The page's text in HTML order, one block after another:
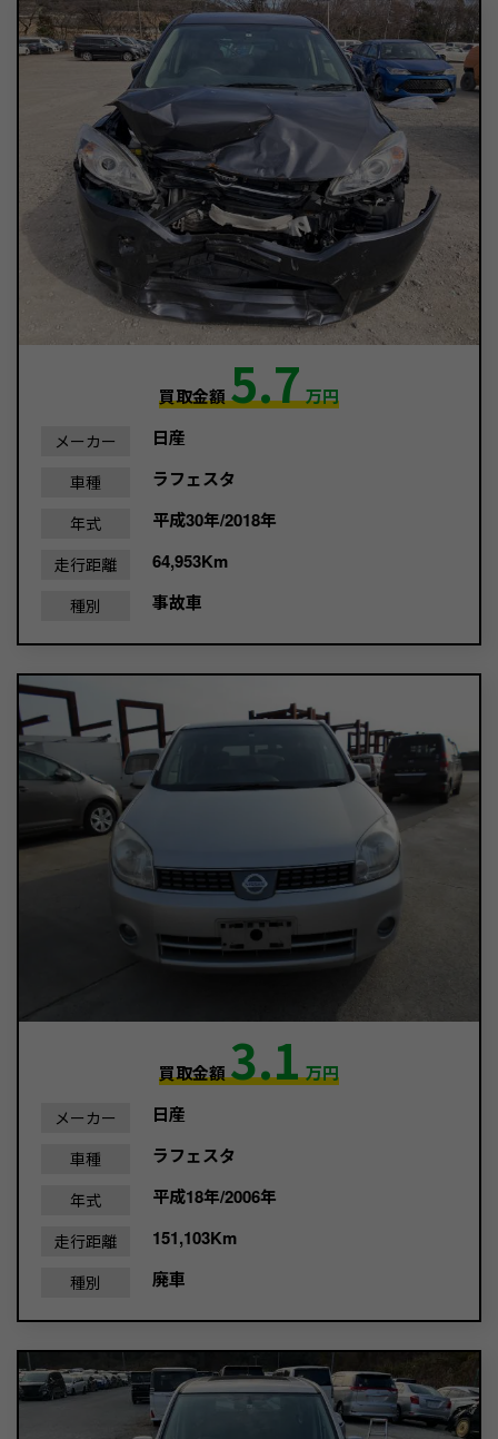
買取金額5.7万円
メーカー 日産
車種 ラフェスタ
年式 平成30年/2018年
走行距離 64,953Km
種別 事故車
買取金額3.1万円
メーカー 日産
車種 ラフェスタ
年式 平成18年/2006年
走行距離 151,103Km
種別 廃車